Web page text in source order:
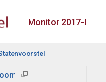
Monitor 2017-I